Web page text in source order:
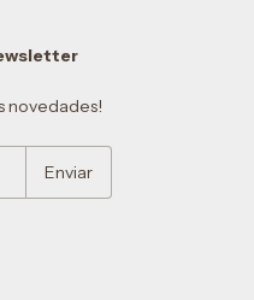
novedades!